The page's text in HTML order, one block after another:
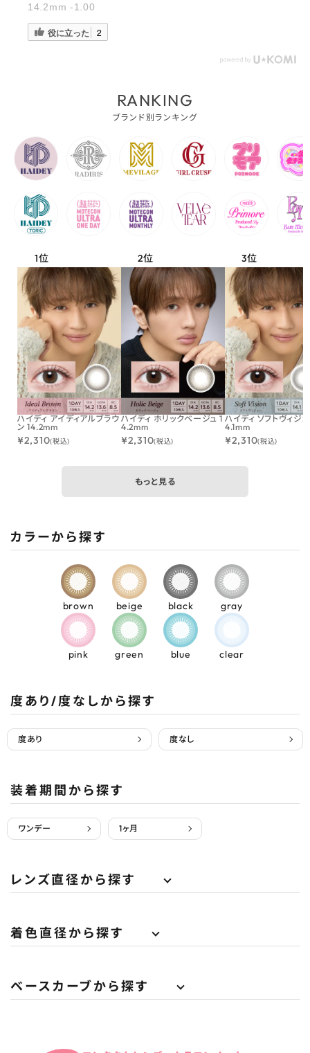
14.2mm -1.00
役に立った 2
RANKING
ブランド別ランキング
ハイディ アイディアルブラウ
ン 14.2mm
¥2,310(税込)
ハイディ ホリックベージュ 1
4.2mm
¥2,310(税込)
ハイディ ソフトヴィジ
4.1mm
¥2,310(税込)
もっと見る
カラーから探す
brown beige black gray
pink green blue clear
度あり/度なしから探す
度あり 度なし
装着期間から探す
ワンデー 1ヶ月
レンズ直径から探す
着色直径から探す
ベースカーブから探す